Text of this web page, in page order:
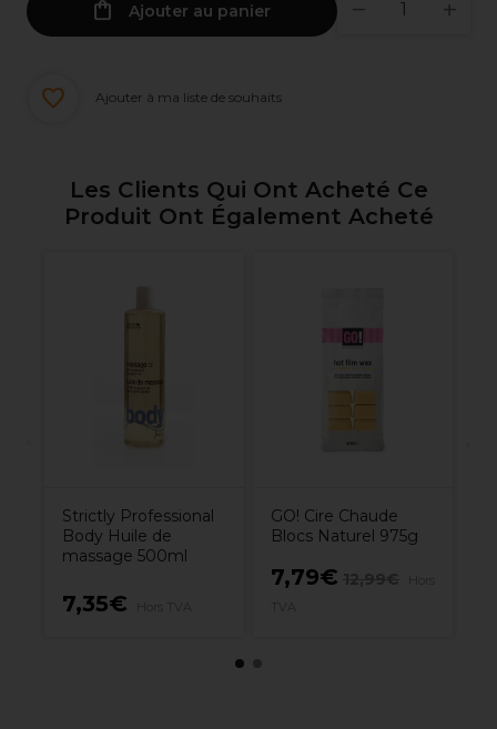
Ajouter au panier
Ajouter à ma liste de souhaits
Les Clients Qui Ont Acheté Ce
Produit Ont Également Acheté
Strictly Professional
Body Huile de
massage 500ml
7,35€
GO! Cire Chaude
Blocs Naturel 975g
7,79€